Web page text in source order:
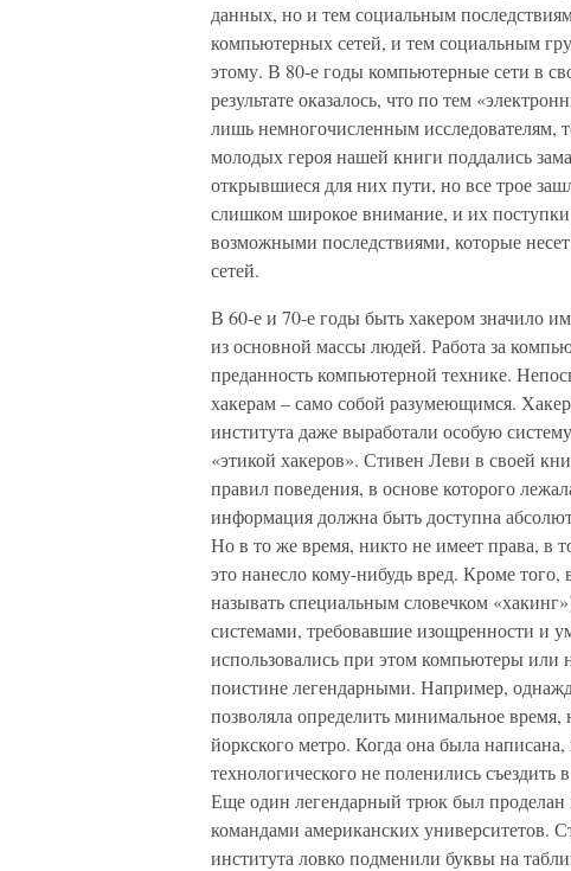
данных, но и тем социальным
компьютерных сетей, и тем социальным
этому. В 80-е годы компьютерные сети в
результате оказалось, что по тем
лишь немногочисленным исследователям,
молодых героя нашей книги поддались
открывшиеся для них пути, но все трое
слишком широкое внимание, и их
возможными последствиями, которые
сетей.
В 60-е и 70-е годы быть хакером значило
из основной массы людей. Работа за
преданность компьютерной технике.
хакерам – само собой разумеющимся.
института даже выработали особую
«этикой хакеров». Стивен Леви в своей
правил поведения, в основе которого
информация должна быть доступна
Но в то же время, никто не имеет права, в
это нанесло кому-нибудь вред. Кроме того,
называть специальным словечком
системами, требовавшие изощренности и
использовались при этом компьютеры
поистине легендарными. Например,
позволяла определить минимальное
йоркского метро. Когда она была написана,
технологического не поленились
Еще один легендарный трюк был
командами американских университетов.
института ловко подменили буквы на